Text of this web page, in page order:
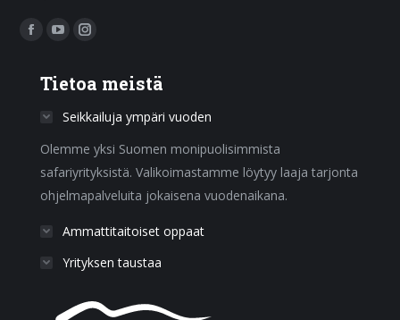
Find us on:
Facebook
opens
window
YouTube
opens
in
window
Instagram
opens
in
window
Tietoa meistä
Seikkailuja ympäri vuoden
Olemme yksi Suomen monipuolisimmista
safariyrityksistä. Valikoimastamme löytyy laaja tarjonta
ohjelmapalveluita jokaisena vuodenaikana.
Ammattitaitoiset oppaat
Yrityksen taustaa